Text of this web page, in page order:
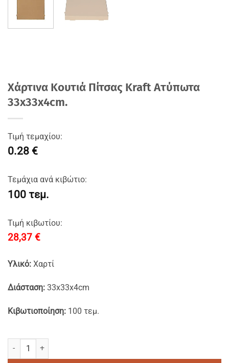
Χάρτινα Κουτιά Πίτσας Kraft Aτύπωτα
33x33x4cm.
Τιμή τεμαχίου:
0.28 €
Τεμάχια ανά κιβώτιο:
100 τεμ.
Τιμή κιβωτίου:
28,37 €
Υλικό: Xαρτί
Διάσταση: 33x33x4cm
Κιβωτιοποίηση: 100 τεμ.
Χάρτινα Κουτιά Πίτσας Kraft Aτύπωτα 33x33x4cm. ποσότητα